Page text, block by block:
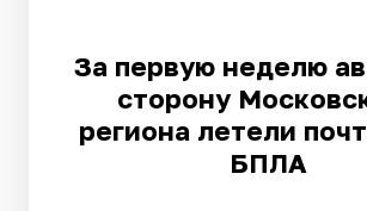
За первую неделю
сторону
региона летели
БПЛА